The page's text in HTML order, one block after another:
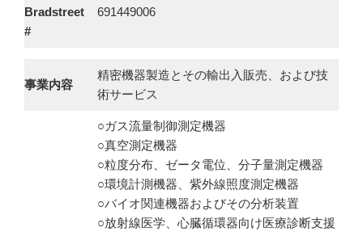
Bradstreet
#
691449006
事業内容
精密機器製造とその輸出入販売、および技
術サービス
○ガス流量制御測定機器
○真空測定機器
○粒度分布、ゼータ電位、分子量測定機器
○環境計測機器、紫外線照度測定機器
○バイオ関連機器およびその分析装置
○放射線医学、心臓循環器向け医療診断支援